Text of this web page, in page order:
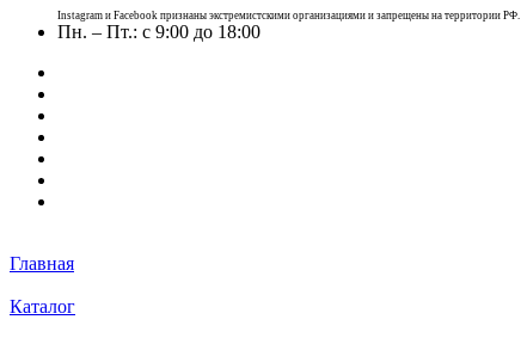
Instagram и Facebook признаны экстремистскими организациями и запрещены на территории РФ.
Пн. – Пт.: с 9:00 до 18:00
Главная
Каталог